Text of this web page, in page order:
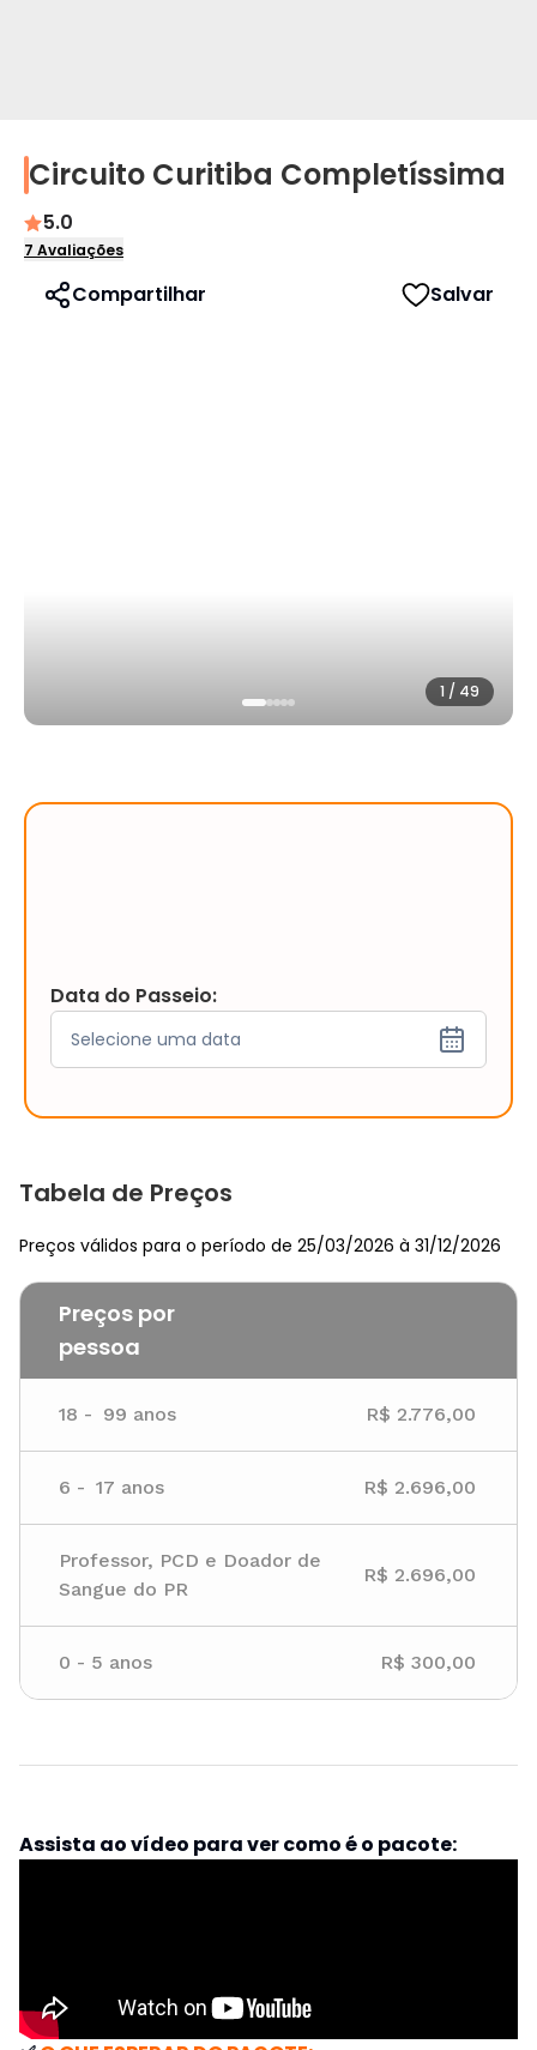
Perfil
Idioma
Português
Circuito Curitiba Completíssima
5.0
7 Avaliações
Compartilhar Salvar
1 / 49
Data do Passeio:
Selecione uma data
Tabela de Preços
Preços válidos para o período de 25/03/2026 à 31/12/2026
Preços por
pessoa
18 - 99 anos R$ 2.776,00
6 - 17 anos R$ 2.696,00
Professor, PCD e Doador de
Sangue do PR
R$ 2.696,00
0 - 5 anos R$ 300,00
Assista ao vídeo para ver como é o pacote: